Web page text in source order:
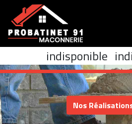
indisponible
Nos